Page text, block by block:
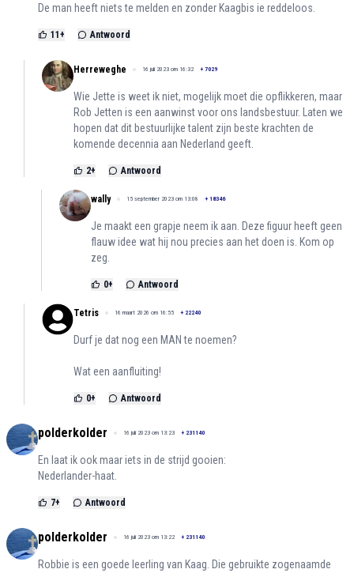
De man heeft niets te melden en zonder Kaagbis ie reddeloos.
11 + Antwoord
Herreweghe 16 juli 2023 om 16:32 + 7029
Wie Jette is weet ik niet, mogelijk moet die opflikkeren, maar
Rob Jetten is een aanwinst voor ons landsbestuur. Laten we
hopen dat dit bestuurlijke talent zijn beste krachten de
komende decennia aan Nederland geeft.
2+ Antwoord
wally 15 september 2023 om 13:08 + 18346
Je maakt een grapje neem ik aan. Deze figuur heeft geen
flauw idee wat hij nou precies aan het doen is. Kom op
zeg.
0+ Antwoord
Tetris 16 maart 2026 om 16:55 + 22240
Durf je dat nog een MAN te noemen?
Wat een aanfluiting!
0+ Antwoord
polderkolder 16 juli 2023 om 13:23 + 231140
En laat ik ook maar iets in de strijd gooien:
Nederlander-haat.
7+ Antwoord
polderkolder 16 juli 2023 om 13:22 + 231140
Robbie is een goede leerling van Kaag. Die gebruikte zogenaamde